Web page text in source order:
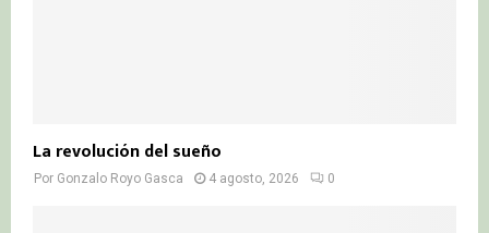
La revolución del sueño
Por Gonzalo Royo Gasca 4 agosto, 2026 0